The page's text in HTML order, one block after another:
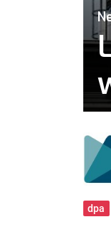
dpa